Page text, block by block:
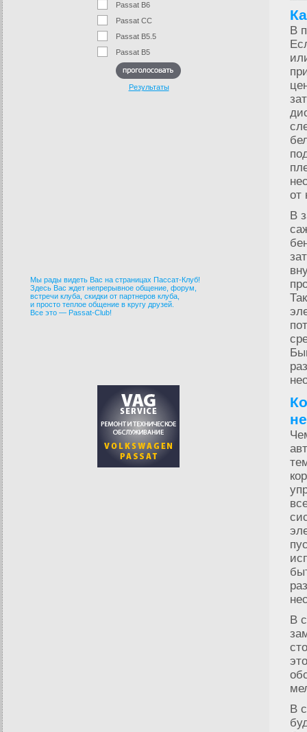
Passat B6
Passat CC
Passat B5.5
Passat B5
Результаты
Мы рады видеть Вас на страницах Пассат-Клуб!
Здесь Вас ждет непрерывное общение, форум,
встречи клуба, скидки от партнеров клуба,
и просто теплое общение в кругу друзей.
Все это — Passat-Club!
В
от
В
В
В